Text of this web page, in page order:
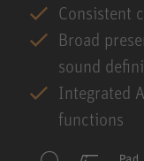
Consistent
Broad
sound
Integrated
functions